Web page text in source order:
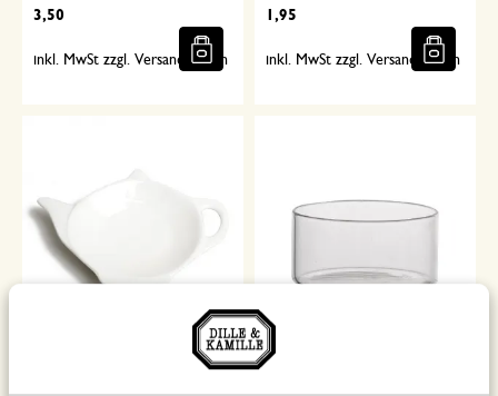
3,50
inkl. MwSt zzgl. Versandkosten
1,95
inkl. MwSt zzgl. Versandkosten
Teebeutelhalter aus Porzellan
Schälchen, Glas, hitzebeständig,